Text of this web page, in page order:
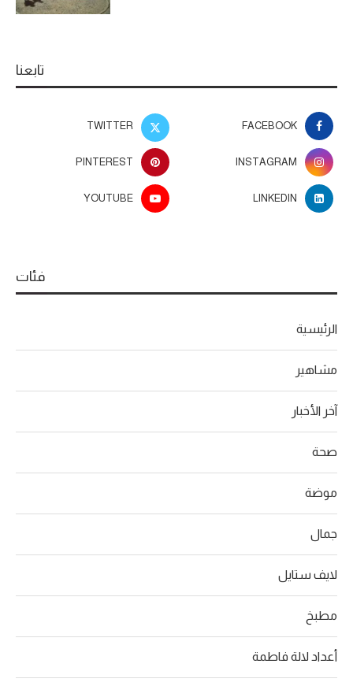
تابعنا
FACEBOOK
TWITTER
INSTAGRAM
PINTEREST
LINKEDIN
YOUTUBE
فئات
الرئيسية
مشاهير
آخر الأخبار
صحة
موضة
جمال
لايف ستايل
مطبخ
أعداد لالة فاطمة